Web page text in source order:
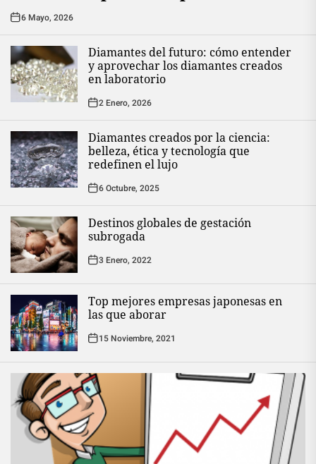
6 Mayo, 2026
Diamantes del futuro: cómo entender
y aprovechar los diamantes creados
en laboratorio
2 Enero, 2026
Diamantes creados por la ciencia:
belleza, ética y tecnología que
redefinen el lujo
6 Octubre, 2025
Destinos globales de gestación
subrogada
3 Enero, 2022
Top mejores empresas japonesas en
las que aborar
15 Noviembre, 2021